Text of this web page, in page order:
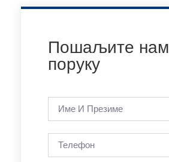
Пошаљите нам
поруку